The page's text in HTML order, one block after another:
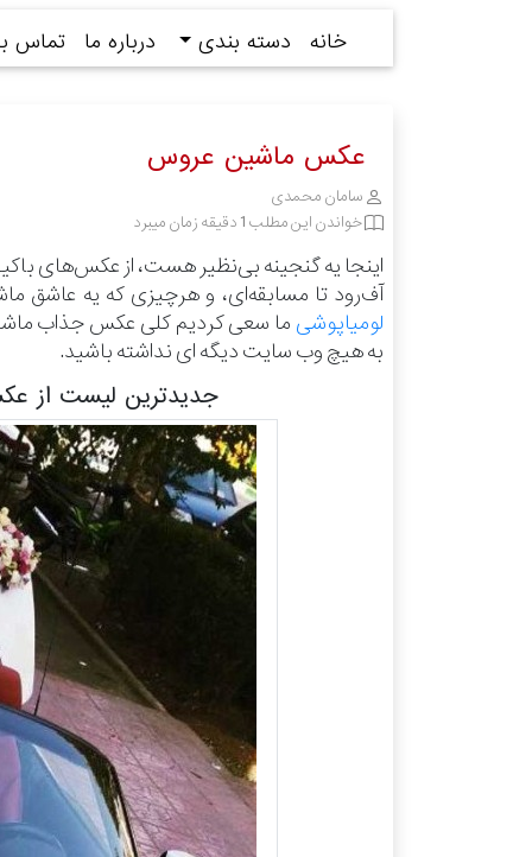
خانه دسته بندی درباره ما تماس
عکس ماشین عروس
سامان محمدی
خواندن این مطلب 1 دقیقه زمان میبرد
اینجا یه گنجینه بی‌نظیر هست، از عکس‌های
آف‌رود تا مسابقه‌ای، و هرچیزی که یه عاشق
لومیاپوشی ما سعی کردیم کلی عکس جذاب
به هیچ وب سایت دیگه ای نداشته باشید.
جدیدترین لیست از